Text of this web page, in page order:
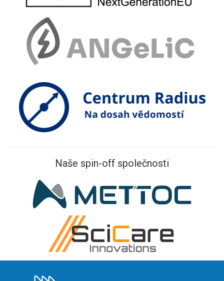
Naše spin-off společnosti